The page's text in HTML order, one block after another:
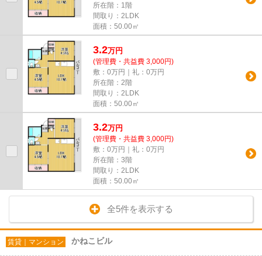
所在階：1階
間取り：2LDK
面積：50.00㎡
3.2万円
(管理費・共益費 3,000円)
敷：0万円｜礼：0万円
所在階：2階
間取り：2LDK
面積：50.00㎡
3.2万円
(管理費・共益費 3,000円)
敷：0万円｜礼：0万円
所在階：3階
間取り：2LDK
面積：50.00㎡
全5件を表示する
賃貸｜マンション かねこビル